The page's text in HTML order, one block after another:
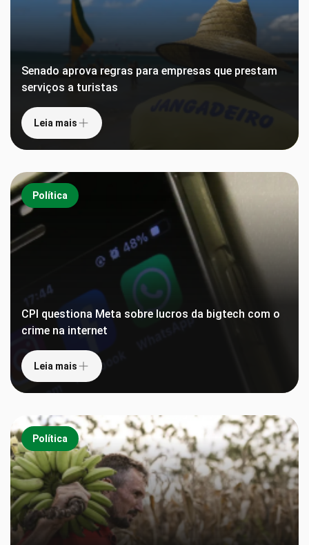
Senado aprova regras para empresas que prestam
serviços a turistas
Leia mais
Política
CPI questiona Meta sobre lucros da bigtech com o
crime na internet
Leia mais
Política